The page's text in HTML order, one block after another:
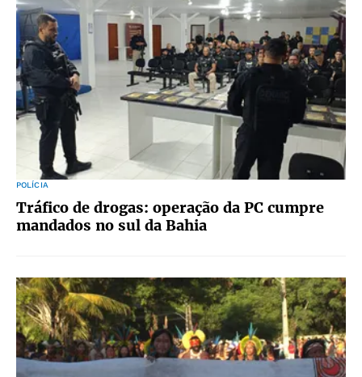
POLÍCIA
Tráfico de drogas: operação da PC cumpre
mandados no sul da Bahia